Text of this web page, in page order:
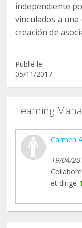
independiente
vinculados a
creación de
Publié le
05/11/2017
Teaming
Carmen
19/04/
et dirige 1